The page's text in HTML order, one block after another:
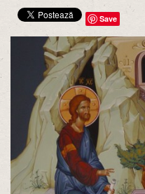
Save